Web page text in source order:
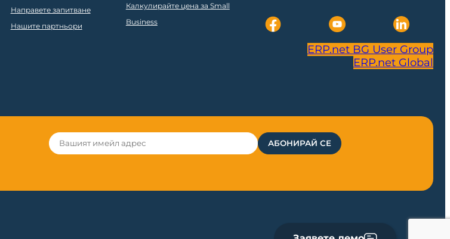
Направете запитване
Нашите партньори
Калкулирайте цена за Small
Business
ERP.net BG User Group
ERP.net Global